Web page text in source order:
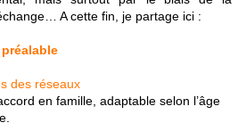
A cette fin, je partage ici :
préalable
des réseaux
en famille, adaptable selon l’âge